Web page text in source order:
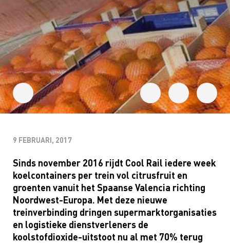
9 FEBRUARI, 2017
Sinds november 2016 rijdt Cool Rail iedere week
koelcontainers per trein vol citrusfruit en
groenten vanuit het Spaanse Valencia richting
Noordwest-Europa. Met deze nieuwe
treinverbinding dringen supermarktorganisaties
en logistieke dienstverleners de
koolstofdioxide-uitstoot nu al met 70% terug